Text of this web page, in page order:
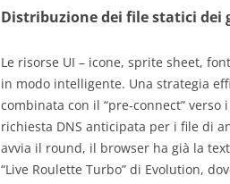
Distribuzione dei file statici dei
Le risorse UI – icone, sprite sheet,
in modo intelligente. Una strategia
combinata con il “pre‑connect”
richiesta DNS anticipata per i file di
avvia il round, il browser ha già la
“Live Roulette Turbo” di Evolution,